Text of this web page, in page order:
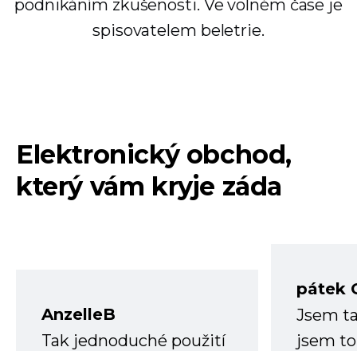
podnikáním zkušenosti. Ve volném čase je
spisovatelem beletrie.
Elektronický obchod,
který vám kryje záda
AnzelleB
Tak jednoduché použití
pátek
Jsem
jsem